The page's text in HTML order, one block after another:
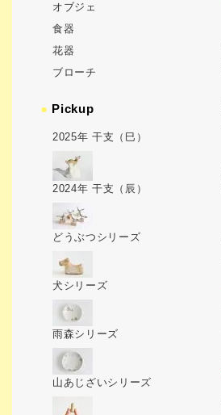
オブジェ
食器
花器
ブローチ
● Pickup
2025年 干支（巳）
2024年 干支（辰）
どうぶつシリーズ
犬シリーズ
雨森シリーズ
山あじざいシリーズ